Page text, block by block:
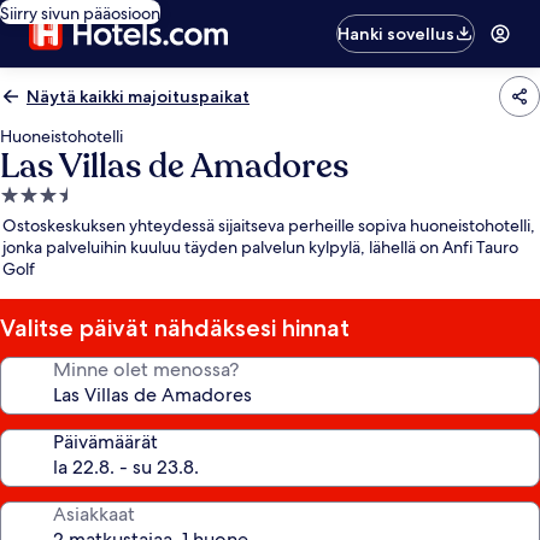
Siirry sivun pääosioon
Hanki sovellus
Näytä kaikki majoituspaikat
Huoneistohotelli
Las Villas de Amadores
3.5
tähden
majoituspaikka
Ostoskeskuksen yhteydessä sijaitseva perheille sopiva huoneistohotelli,
jonka palveluihin kuuluu täyden palvelun kylpylä, lähellä on Anfi Tauro
Golf
Valitse päivät nähdäksesi hinnat
Minne olet menossa?
Päivämäärät
Asiakkaat